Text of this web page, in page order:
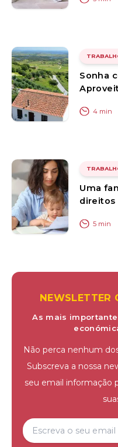
Sonha
4 min
Uma
direitos
5 min
NEWSLETTER
As mais
Não perca nenhum
Subscreva a nossa
seu email informação